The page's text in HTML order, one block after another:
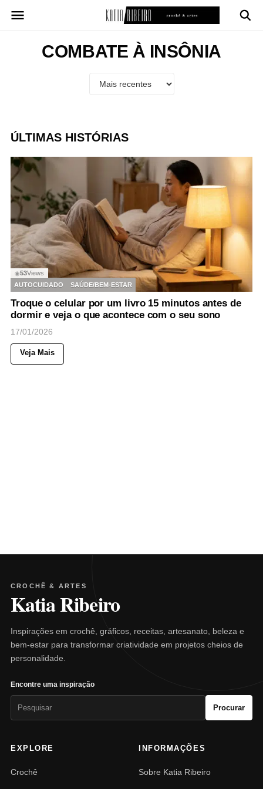
para
COMBATE À INSÔNIA
ÚLTIMAS HISTÓRIAS
◉53Views
AUTOCUIDADO
SAÚDE/BEM-ESTAR
Troque o celular por um livro 15 minutos antes de
dormir e veja o que acontece com o seu sono
17/01/2026
Veja Mais
CROCHÊ & ARTES
Katia Ribeiro
Inspirações em crochê, gráficos, receitas, artesanato, beleza e
bem-estar para transformar criatividade em projetos cheios de
personalidade.
Encontre uma inspiração
Procurar
EXPLORE
Crochê
INFORMAÇÕES
Sobre Katia Ribeiro